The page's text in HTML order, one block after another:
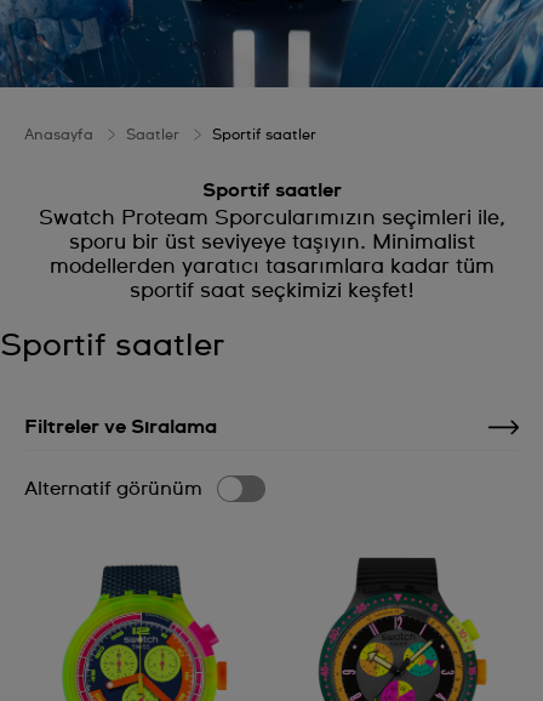
Anasayfa Saatler Sportif saatler
Sportif saatler
Swatch Proteam Sporcularımızın seçimleri ile,
sporu bir üst seviyeye taşıyın. Minimalist
modellerden yaratıcı tasarımlara kadar tüm
sportif saat seçkimizi keşfet!
Sportif saatler
Filtreler ve Sıralama
Alternatif görünüm